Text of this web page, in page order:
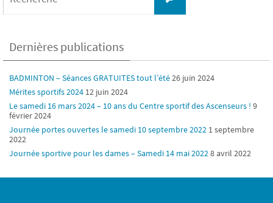
Dernières publications
BADMINTON – Séances GRATUITES tout l’été26 juin 2024
Mérites sportifs 2024 12 juin 2024
Le samedi 16 mars 2024 – 10 ans du Centre sportif des Ascenseurs ! 9
février 2024
Journée portes ouvertes le samedi 10 septembre 2022 1 septembre
2022
Journée sportive pour les dames – Samedi 14 mai 20228 avril 2022